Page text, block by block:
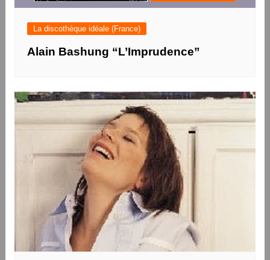
La discothèque idéale (France)
Alain Bashung “L’Imprudence”